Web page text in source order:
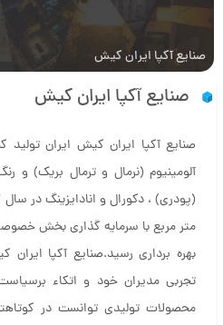
صنایع آکپا ایران کیش
صنایع آکپا ایران کیش
صنایع آکپا ایران کیش ایران
آلومینیوم (نرمال و ترمال بریک) و
متر مربع با سرمایه گذاری بخش
بهره برداری رسید.صنایع آکپا
تجربی مدیران خود و اتکاء
محصولات تولیدی توانست در